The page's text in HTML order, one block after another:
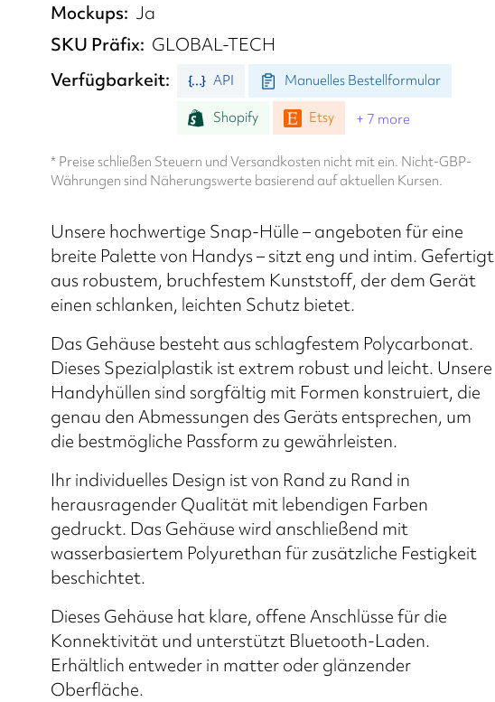
Mockups Ja
SKU Präfix GLOBAL-TECH
Verfügbarkeit
API Manuelles Bestellformular
Shopify Etsy + 7 more
* Preise schließen Steuern und Versandkosten nicht mit ein. Nicht-GBP-
Währungen sind Näherungswerte basierend auf aktuellen Kursen.
Unsere hochwertige Snap-Hülle – angeboten für eine
breite Palette von Handys – sitzt eng und intim. Gefertigt
aus robustem, bruchfestem Kunststoff, der dem Gerät
einen schlanken, leichten Schutz bietet.
Das Gehäuse besteht aus schlagfestem Polycarbonat.
Dieses Spezialplastik ist extrem robust und leicht. Unsere
Handyhüllen sind sorgfältig mit Formen konstruiert, die
genau den Abmessungen des Geräts entsprechen, um
die bestmögliche Passform zu gewährleisten.
Ihr individuelles Design ist von Rand zu Rand in
herausragender Qualität mit lebendigen Farben
gedruckt. Das Gehäuse wird anschließend mit
wasserbasiertem Polyurethan für zusätzliche Festigkeit
beschichtet.
Dieses Gehäuse hat klare, offene Anschlüsse für die
Konnektivität und unterstützt Bluetooth-Laden.
Erhältlich entweder in matter oder glänzender
Oberfläche.